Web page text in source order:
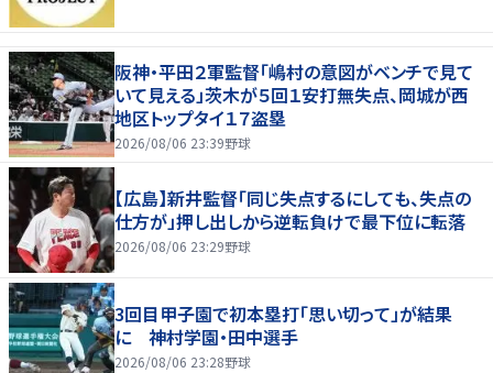
阪神・平田２軍監督「嶋村の意図がベンチで見て
いて見える」茨木が５回１安打無失点、岡城が西
地区トップタイ１７盗塁
2026/08/06 23:39野球
【広島】新井監督「同じ失点するにしても、失点の
仕方が」押し出しから逆転負けで最下位に転落
2026/08/06 23:29野球
3回目甲子園で初本塁打「思い切って」が結果
に 神村学園・田中選手
2026/08/06 23:28野球